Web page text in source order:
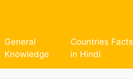
General
Knowledge
Countries Facts
in Hindi